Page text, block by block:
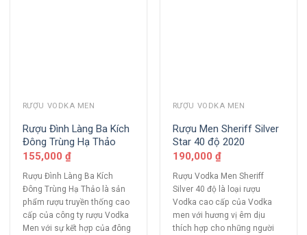
RƯỢU VODKA MEN
Rượu Đình Làng Ba Kích
Đông Trùng Hạ Thảo
155,000 ₫
Rượu Đình Làng Ba Kích
Đông Trùng Hạ Thảo là sản
phẩm rượu truyền thống cao
cấp của công ty rượu Vodka
Men với sự kết hợp của đông
RƯỢU VODKA MEN
Rượu Men Sheriff Silver
Star 40 độ 2020
190,000 ₫
Rượu Vodka Men Sheriff
Silver 40 độ là loại rượu
Vodka cao cấp của Vodka
men với hương vị êm dịu
thích hợp cho những người